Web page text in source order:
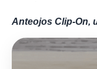
Anteojos Clip-On,